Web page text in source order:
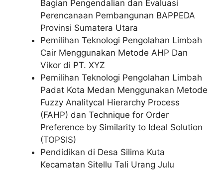
Bagian Pengendalian dan Evaluasi
Perencanaan Pembangunan BAPPEDA
Provinsi Sumatera Utara
Pemilihan Teknologi Pengolahan Limbah
Cair Menggunakan Metode AHP Dan
Vikor di PT. XYZ
Pemilihan Teknologi Pengolahan Limbah
Padat Kota Medan Menggunakan Metode
Fuzzy Analitycal Hierarchy Process
(FAHP) dan Technique for Order
Preference by Similarity to Ideal Solution
(TOPSIS)
Pendidikan di Desa Silima Kuta
Kecamatan Sitellu Tali Urang Julu